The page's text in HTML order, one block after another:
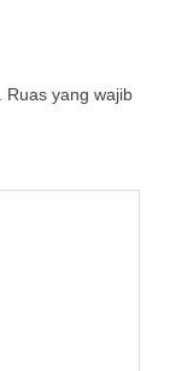
Ruas yang wajib